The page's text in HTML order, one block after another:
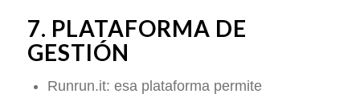
7. PLATAFORMA DE
GESTIÓN
Runrun.it: esa plataforma permite